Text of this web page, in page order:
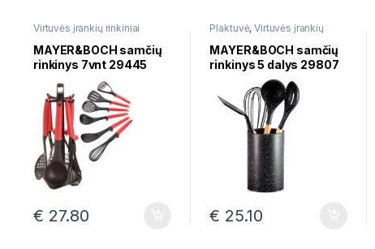
Virtuvės įrankių rinkiniai
MAYER&BOCH samčių
rinkinys 7vnt 29445
€ 27.80
Plaktuvė,Virtuvės įrankių
MAYER&BOCH samčių
rinkinys 5 dalys 29807
€ 25.10